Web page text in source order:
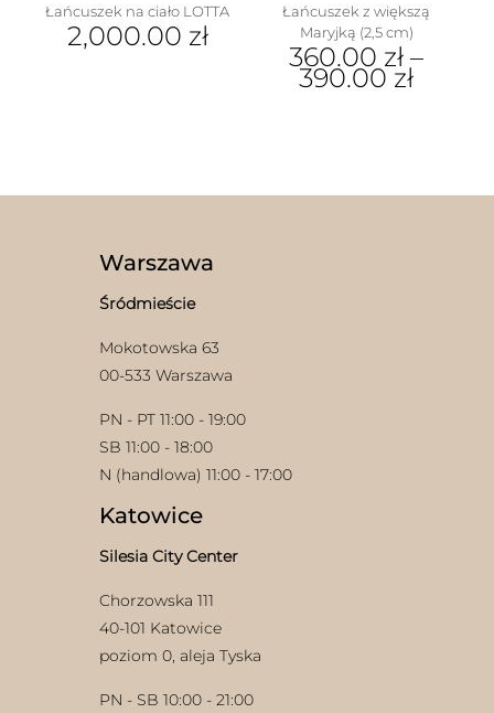
Łańcuszek na ciało LOTTA
2,000.00 zł
Łańcuszek z większą
Maryjką (2,5 cm)
360.00 zł –
390.00 zł
Warszawa
Śródmieście
Mokotowska 63
00-533 Warszawa
PN - PT 11:00 - 19:00
SB 11:00 - 18:00
N (handlowa) 11:00 - 17:00
Katowice
Silesia City Center
Chorzowska 111
40-101 Katowice
poziom 0, aleja Tyska
PN - SB 10:00 - 21:00